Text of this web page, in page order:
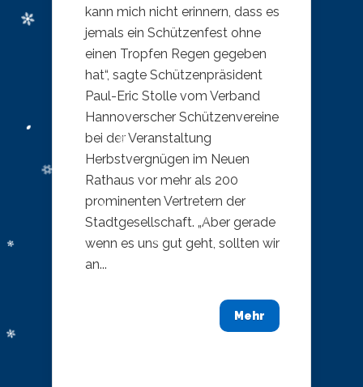
kann mich nicht erinnern, dass es
jemals ein Schützenfest ohne
einen Tropfen Regen gegeben
hat“, sagte Schützenpräsident
Paul-Eric Stolle vom Verband
Hannoverscher Schützenvereine
bei der Veranstaltung
Herbstvergnügen im Neuen
Rathaus vor mehr als 200
prominenten Vertretern der
Stadtgesellschaft. „Aber gerade
wenn es uns gut geht, sollten wir
an...
Mehr